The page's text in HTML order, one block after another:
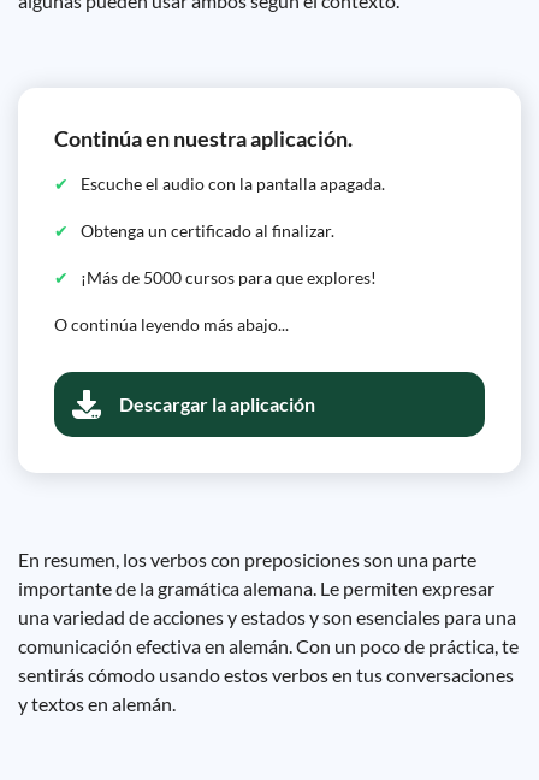
Continúa en nuestra aplicación.
Escuche el audio con la pantalla apagada.
Obtenga un certificado al finalizar.
¡Más de 5000 cursos para que explores!
O continúa leyendo más abajo...
Descargar la aplicación
En resumen, los verbos con preposiciones son una parte
importante de la gramática alemana. Le permiten expresar
una variedad de acciones y estados y son esenciales para una
comunicación efectiva en alemán. Con un poco de práctica, te
sentirás cómodo usando estos verbos en tus conversaciones
y textos en alemán.